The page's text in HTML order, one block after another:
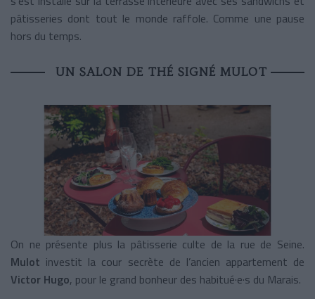
pâtisseries dont tout le monde raffole. Comme une pause
hors du temps.
UN SALON DE THÉ SIGNÉ MULOT
On ne présente plus la pâtisserie culte de la rue de Seine.
Mulot investit la cour secrète de l’ancien appartement de
Victor Hugo, pour le grand bonheur des habitué·e·s du Marais.